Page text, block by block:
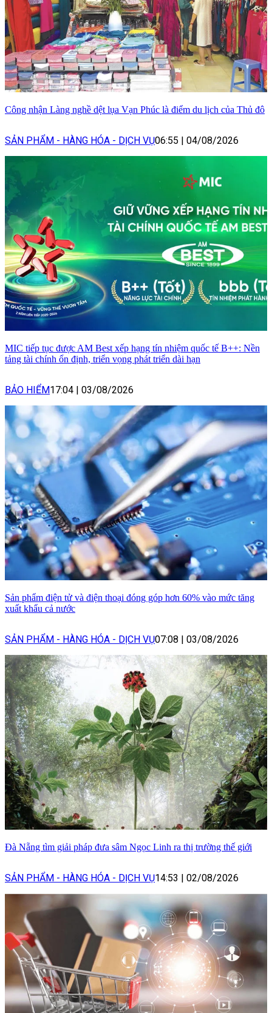
Công nhận Làng nghề dệt lụa Vạn Phúc là điểm du lịch của Thủ đô
SẢN PHẨM - HÀNG HÓA - DỊCH VỤ06:55 04/08/2026
MIC tiếp tục được AM Best xếp hạng tín nhiệm quốc tế B++: Nền
tảng tài chính ổn định, triển vọng phát triển dài hạn
BẢO HIỂM17:04 03/08/2026
Sản phẩm điện tử và điện thoại đóng góp hơn 60% vào mức tăng
xuất khẩu cả nước
SẢN PHẨM - HÀNG HÓA - DỊCH VỤ07:08 03/08/2026
Đà Nẵng tìm giải pháp đưa sâm Ngọc Linh ra thị trường thế giới
SẢN PHẨM - HÀNG HÓA - DỊCH VỤ14:53 02/08/2026